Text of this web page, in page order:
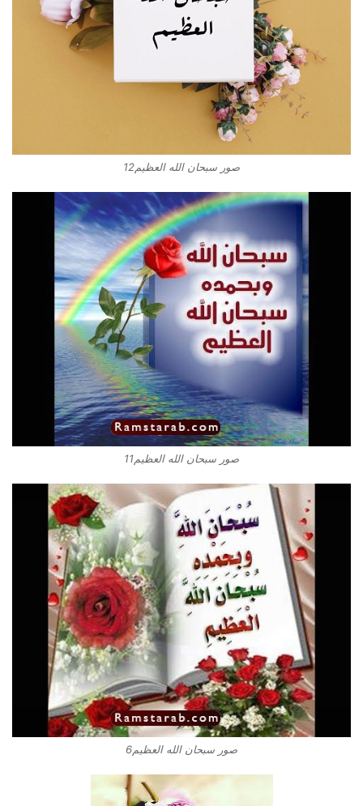
صور سبحان الله العظيم12
صور سبحان الله العظيم11
صور سبحان الله العظيم6